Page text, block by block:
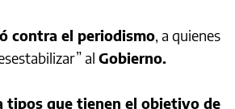
contra el periodismo, a quienes
al Gobierno.
tipos que tienen el objetivo de